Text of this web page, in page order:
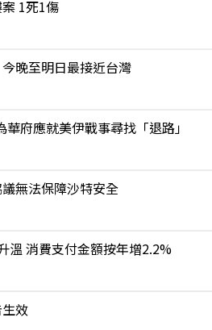
1死1傷
晚至明日最接近台灣
府應就美伊戰事尋找「退路」
無法保障沙特安全
溫 消費支付金額按年增2.2%
效